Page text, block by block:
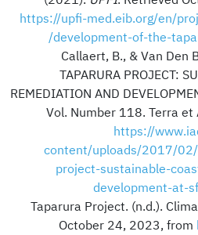
https://upfi-med.eib.org/en/
development-of-the-
Callaert, B., & Van Den
TAPARURA PROJECT:
REMEDIATION AND
Vol. Number 118. Terra
https://
content/uploads/2017/
project-sustainable-
development-at-
Taparura Project. (n.d.).
October 24, 2023, from